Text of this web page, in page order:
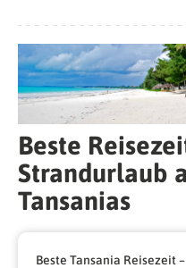
Beste
Strandurlaub
Tansanias
Beste Tansania Reisezeit